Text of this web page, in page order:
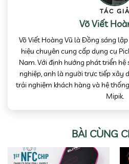
TÁC GIẢ
Võ Viết
Võ Viết Hoàng Vũ là Đồng sáng
hiệu chuyên cung cấp dụng cụ
Nam. Với định hướng phát triển
nghiệp, anh là người trực tiếp xây
trải nghiệm khách hàng và hệ
Mipik.
BÀI CÙNG